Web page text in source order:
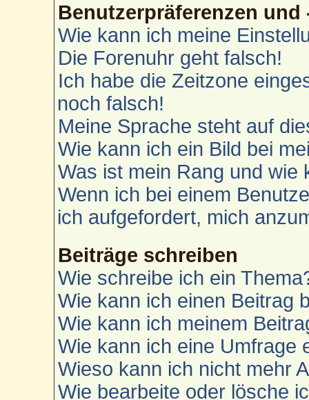
Benutzerpräferenzen
Wie kann ich meine
Die Forenuhr geht falsch!
Ich habe die Zeitzone
noch falsch!
Meine Sprache steht auf
Wie kann ich ein Bild bei
Was ist mein Rang und wie
Wenn ich bei einem
ich aufgefordert, mich
Beiträge schreiben
Wie schreibe ich ein
Wie kann ich einen Beitrag
Wie kann ich meinem
Wie kann ich eine Umfrage
Wieso kann ich nicht mehr
Wie bearbeite oder lösche